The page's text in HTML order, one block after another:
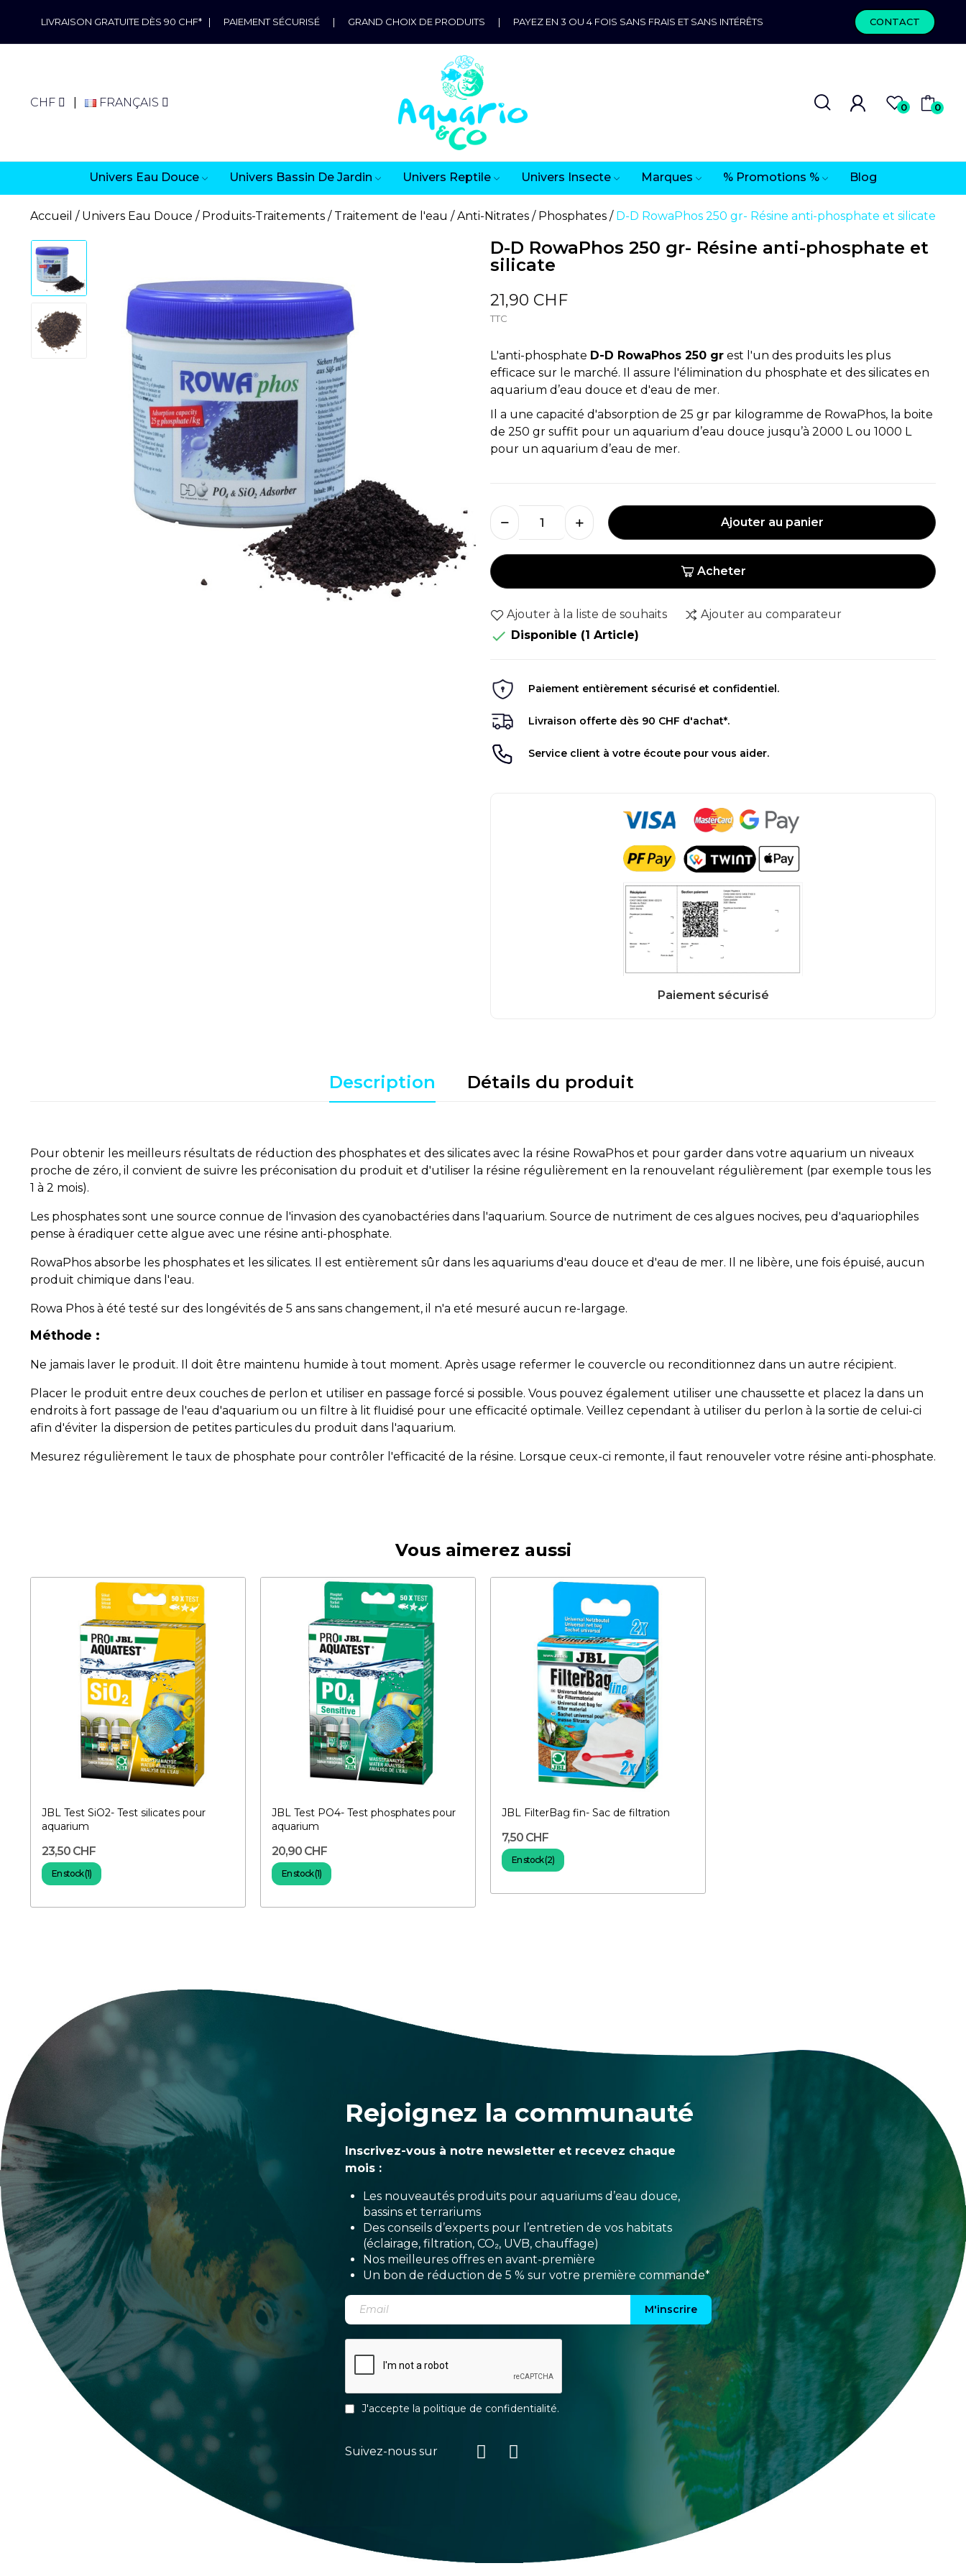
LIVRAISON GRATUITE DÈS 90 CHF* | PAIEMENT SÉCURISÉ | GRAND CHOIX DE PRODUITS | PAYEZ EN 3 OU 4 FOIS SANS FRAIS ET SANS INTÉRÊTS CONTACT
CHF FRANÇAIS 0 0
Univers Eau Douce Univers Bassin De Jardin Univers Reptile Univers Insecte Marques % Promotions % Blog
Accueil Univers Eau Douce Produits-Traitements Traitement de l'eau Anti-Nitrates / Phosphates D-D RowaPhos 250 gr- Résine anti-phosphate et silicate
D-D RowaPhos 250 gr- Résine anti-phosphate et
silicate
21,90 CHF
TTC
L'anti-phosphate D-D RowaPhos 250 gr est l'un des produits les plus
efficace sur le marché. Il assure l'élimination du phosphate et des silicates en
aquarium d’eau douce et d'eau de mer.
Il a une capacité d'absorption de 25 gr par kilogramme de RowaPhos, la boite
de 250 gr suffit pour un aquarium d’eau douce jusqu’à 2000 L ou 1000 L
pour un aquarium d’eau de mer.
Ajouter au panier
Acheter
Ajouter à la liste de souhaits Ajouter au comparateur
 Disponible (1 Article)
Paiement entièrement sécurisé et confidentiel.
Livraison offerte dès 90 CHF d'achat*.
Service client à votre écoute pour vous aider.
Description Détails du produit
Pour obtenir les meilleurs résultats de réduction des phosphates et des silicates avec la résine RowaPhos et pour garder dans votre aquarium un niveaux
proche de zéro, il convient de suivre les préconisation du produit et d'utiliser la résine régulièrement en la renouvelant régulièrement (par exemple tous les
1 à 2 mois).
Les phosphates sont une source connue de l'invasion des cyanobactéries dans l'aquarium. Source de nutriment de ces algues nocives, peu d'aquariophiles
pense à éradiquer cette algue avec une résine anti-phosphate.
RowaPhos absorbe les phosphates et les silicates. Il est entièrement sûr dans les aquariums d'eau douce et d'eau de mer. Il ne libère, une fois épuisé, aucun
produit chimique dans l'eau.
Rowa Phos à été testé sur des longévités de 5 ans sans changement, il n'a eté mesuré aucun re-largage.
Méthode :
Ne jamais laver le produit. Il doit être maintenu humide à tout moment. Après usage refermer le couvercle ou reconditionnez dans un autre récipient.
Placer le produit entre deux couches de perlon et utiliser en passage forcé si possible. Vous pouvez également utiliser une chaussette et placez la dans un
endroits à fort passage de l'eau d'aquarium ou un filtre à lit fluidisé pour une efficacité optimale. Veillez cependant à utiliser du perlon à la sortie de celui-ci
afin d'éviter la dispersion de petites particules du produit dans l'aquarium.
Mesurez régulièrement le taux de phosphate pour contrôler l'efficacité de la résine. Lorsque ceux-ci remonte, il faut renouveler votre résine anti-phosphate.
Vous aimerez aussi
JBL Test SiO2- Test silicates pour
aquarium
23,50 CHF
En stock (1)
JBL Test PO4- Test phosphates pour
aquarium
20,90 CHF
En stock (1)
JBL FilterBag fin- Sac de filtration
7,50 CHF
En stock (2)
Rejoignez la communauté
Inscrivez-vous à notre newsletter et recevez chaque
mois :
Les nouveautés produits pour aquariums d’eau douce,
bassins et terrariums
Des conseils d’experts pour l’entretien de vos habitats
(éclairage, filtration, CO₂, UVB, chauffage)
Nos meilleures offres en avant-première
Un bon de réduction de 5 % sur votre première commande*
M'inscrire
J'accepte la politique de confidentialité.
Suivez-nous sur